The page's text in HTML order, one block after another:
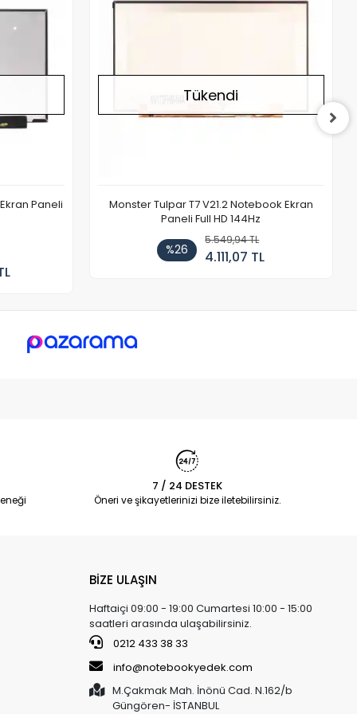
Paneli
Tükendi
Monster Tulpar T7 V21.2 Notebook Ekran
Paneli Full HD 144Hz
%26
5.549,94 TL
4.111,07 TL
7 / 24 DESTEK
Öneri ve şikayetlerinizi bize iletebilirsiniz.
BİZE ULAŞIN
Haftaiçi 09:00 - 19:00 Cumartesi 10:00 - 15:00
saatleri arasında ulaşabilirsiniz.
0212 433 38 33
info@notebookyedek.com
M.Çakmak Mah. İnönü Cad. N.162/b
Güngören- İSTANBUL